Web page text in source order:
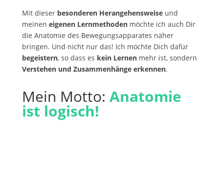
Mit dieser besonderen Herangehensweiseund
meinen eigenen Lernmethodenmöchte ich auch Dir
die Anatomie des Bewegungsapparates näher
bringen. Und nicht nur das! Ich möchte Dich dafür
begeistern, so dass es kein Lernenmehr ist, sondern
Verstehen und Zusammenhänge erkennen.
Mein Motto: Anatomie
ist logisch!